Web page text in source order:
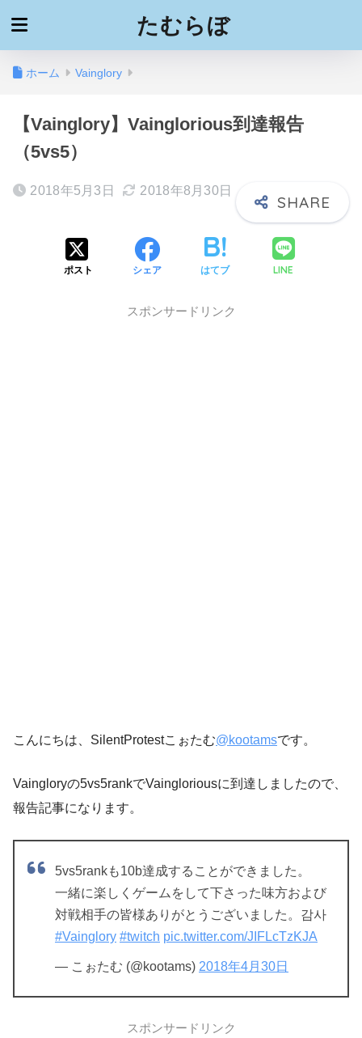
たむらぼ
ホーム Vainglory
【Vainglory】Vainglorious到達報告
（5vs5）
2018年5月3日 2018年8月30日
ポスト シェア はてブ LINE
スポンサードリンク
こんにちは、SilentProtestこぉたむ@kootamsです。
Vaingloryの5vs5rankでVaingloriousに到達しましたので、
報告記事になります。
5vs5rankも10b達成することができました。
一緒に楽しくゲームをして下さった味方および
対戦相手の皆様ありがとうございました。감사
#Vainglory #twitch pic.twitter.com/JIFLcTzKJA
— こぉたむ (@kootams) 2018年4月30日
スポンサードリンク